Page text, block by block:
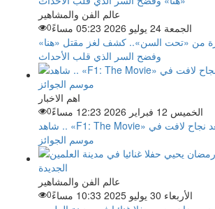
عالم الفن والمشاهير
الجمعة 24 يوليو 2026 05:23 مساءً
0
من «تحت السن».. كشف لغز مقتل «هنا»
وفضح السر الذي قلب الأحداث
اهم الاخبار
الخميس 12 فبراير 2026 12:23 مساءً
0
شاهد .. «F1: The Movie» يعود بجزء ثانٍ بعد نجاح لافت في
موسم الجوائز
عالم الفن والمشاهير
الأربعاء 30 يوليو 2025 10:33 مساءً
0